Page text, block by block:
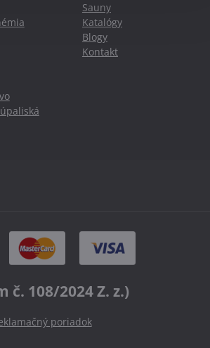
Sauny
Katalógy
Blogy
Kontakt
108/2024 Z. z.)
poriadok